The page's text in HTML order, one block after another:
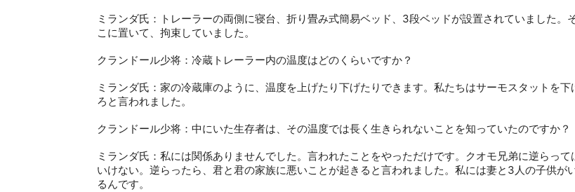
ミランダ氏：トレーラーの両側に寝台、折り畳み式簡易ベッド、 3段ベッドが設置されていました。
こに置いて、拘束していました。
クランドール少将：冷蔵トレーラー内の温度はどのくらいですか？
ミランダ氏：家の冷蔵庫のように、温度を上げたり下げたりできます。私たちはサーモスタットを下
ろと言われました。
クランドール少将：中にいた生存者は、その温度では長く生きられないことを知っていたのですか？
ミランダ氏：私には関係ありませんでした。言われたことをやっただけです。クオモ兄弟に逆らって
いけない。逆らったら、君と君の家族に悪いことが起きると言われました。私には妻と 3人の子供が
るんです。